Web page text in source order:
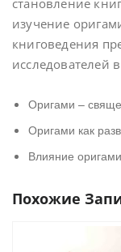
становление
изучение
книговедения
исследователей
Оригами –
Оригами как
Влияние
Похожие